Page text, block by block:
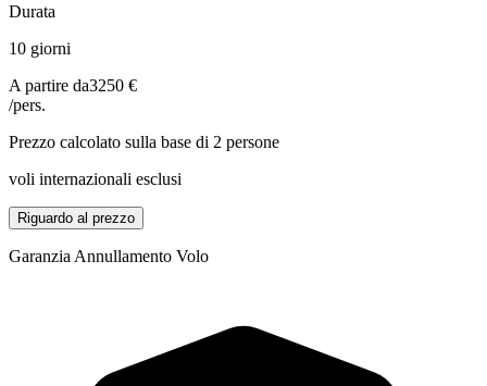
Durata
10 giorni
A partire da3250 €
/pers.
Prezzo calcolato sulla base di 2 persone
voli internazionali esclusi
Riguardo al prezzo
Garanzia Annullamento Volo